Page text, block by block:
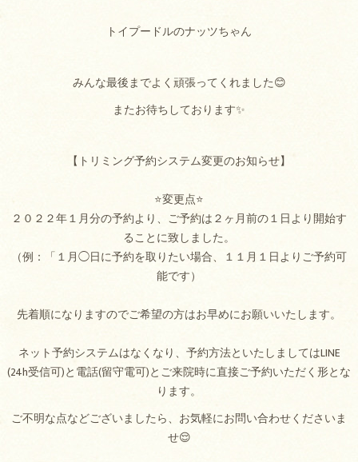
トイプードルのナッツちゃん
みんな最後までよく頑張ってくれました😊
またお待ちしております✨
【トリミング予約システム変更のお知らせ】
⭐変更点⭐
２０２２年１月分の予約より、ご予約は２ヶ月前の１日より開始す
ることに致しました。
（例：「１月◯日に予約を取りたい場合、１１月１日よりご予約可
能です）
先着順になりますのでご希望の方はお早めにお願いいたします。
ネット予約システムはなくなり、予約方法といたしましてはLINE
(24h受信可)と電話(留守電可)とご来院時に直接ご予約いただく形とな
ります。
ご不明な点などございましたら、お気軽にお問い合わせくださいま
せ😌